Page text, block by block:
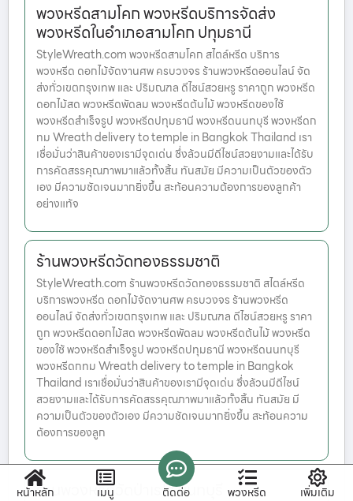
พวงหรีดสามโคก พวงหรีดบริการจัดส่ง
พวงหรีดในอำเภอสามโคก ปทุมธานี
StyleWreath.com พวงหรีดสามโคก สไตล์หรีด บริการ
พวงหรีด ดอกไม้จัดงานศพ ครบวงจร ร้านพวงหรีดออนไลน์ จัด
ส่งทั่วเขตกรุงเทพ และ ปริมณฑล ดีไซน์สวยหรู ราคาถูก พวงหรีด
ดอกไม้สด พวงหรีดพัดลม พวงหรีดต้นไม้ พวงหรีดของใช้
พวงหรีดสำเร็จรูป พวงหรีดปทุมธานี พวงหรีดนนทบุรี พวงหรีดก
ทม Wreath delivery to temple in Bangkok Thailand เรา
เชื่อมั่นว่าสินค้าของเรามีจุดเด่น ซึ่งล้วนมีดีไซน์สวยงามและได้รับ
การคัดสรรคุณภาพมาแล้วทั้งสิ้น ทันสมัย มีความเป็นตัวของตัว
เอง มีความชัดเจนมากยิ่งขึ้น สะท้อนความต้องการของลูกค้า
อย่างแท้จ
ร้านพวงหรีดวัดทองธรรมชาติ
StyleWreath.com ร้านพวงหรีดวัดทองธรรมชาติ สไตล์หรีด
บริการพวงหรีด ดอกไม้จัดงานศพ ครบวงจร ร้านพวงหรีด
ออนไลน์ จัดส่งทั่วเขตกรุงเทพ และ ปริมณฑล ดีไซน์สวยหรู ราคา
ถูก พวงหรีดดอกไม้สด พวงหรีดพัดลม พวงหรีดต้นไม้ พวงหรีด
ของใช้ พวงหรีดสำเร็จรูป พวงหรีดปทุมธานี พวงหรีดนนทบุรี
พวงหรีดกทม Wreath delivery to temple in Bangkok
Thailand เราเชื่อมั่นว่าสินค้าของเรามีจุดเด่น ซึ่งล้วนมีดีไซน์
สวยงามและได้รับการคัดสรรคุณภาพมาแล้วทั้งสิ้น ทันสมัย มี
ความเป็นตัวของตัวเอง มีความชัดเจนมากยิ่งขึ้น สะท้อนความ
ต้องการของลูก
ร้านพวงหรีดวัดป่าเรไร นนทบุรี
หน้าหลัก เมนู ติดต่อ พวงหรีด เพิ่มเติม